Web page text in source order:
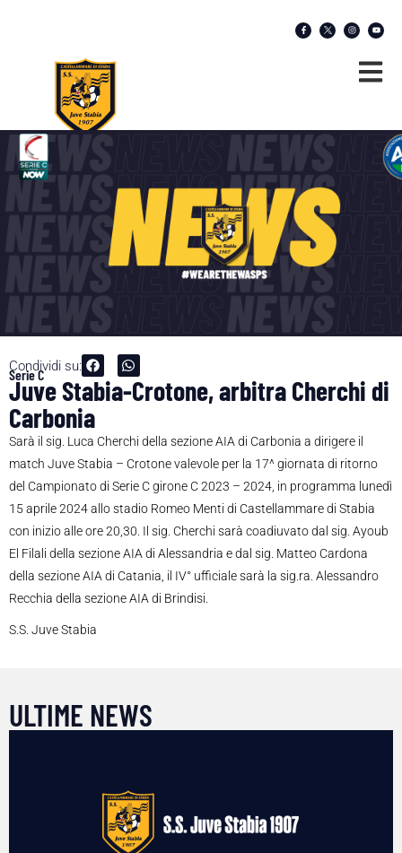
Condividi su:
Serie C
Juve Stabia-Crotone, arbitra Cherchi di
Carbonia
Sarà il sig. Luca Cherchi della sezione AIA di Carbonia a dirigere il
match Juve Stabia – Crotone valevole per la 17^ giornata di ritorno
del Campionato di Serie C girone C 2023 – 2024, in programma lunedì
15 aprile 2024 allo stadio Romeo Menti di Castellammare di Stabia
con inizio alle ore 20,30. Il sig. Cherchi sarà coadiuvato dal sig. Ayoub
El Filali della sezione AIA di Alessandria e dal sig. Matteo Cardona
della sezione AIA di Catania, il IV° ufficiale sarà la sig.ra. Alessandro
Recchia della sezione AIA di Brindisi.
S.S. Juve Stabia
ULTIME NEWS